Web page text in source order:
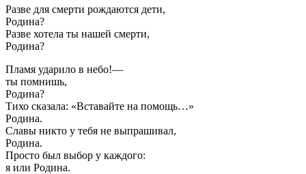
Разве для смерти рождаются дети,
Родина?
Разве хотела ты нашей смерти,
Родина?
Пламя ударило в небо!—
ты помнишь,
Родина?
Тихо сказала: «Вставайте на помощь…»
Родина.
Славы никто у тебя не выпрашивал,
Родина.
Просто был выбор у каждого:
я или Родина.